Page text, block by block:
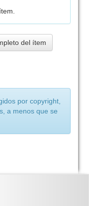
del ítem
por copyright,
a menos que se